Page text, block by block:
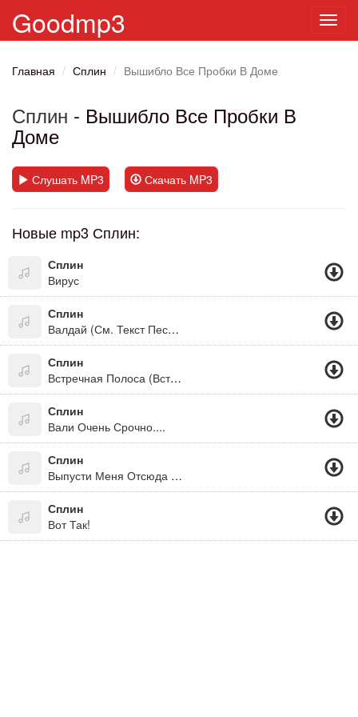
Goodmp3
Главная Сплин Вышибло Все Пробки В Доме
Сплин - Вышибло Все Пробки В
Доме
Слушать MP3 Скачать MP3
Новые mp3 Сплин:
Сплин
Вирус
Сплин
Валдай (См. Текст Песни. Студенческий Вариант)
Сплин
Встречная Полоса (Встречная Полоса, 2018)
Сплин
Вали Очень Срочно....
Сплин
Выпусти Меня Отсюда Ты
Сплин
Вот Так!